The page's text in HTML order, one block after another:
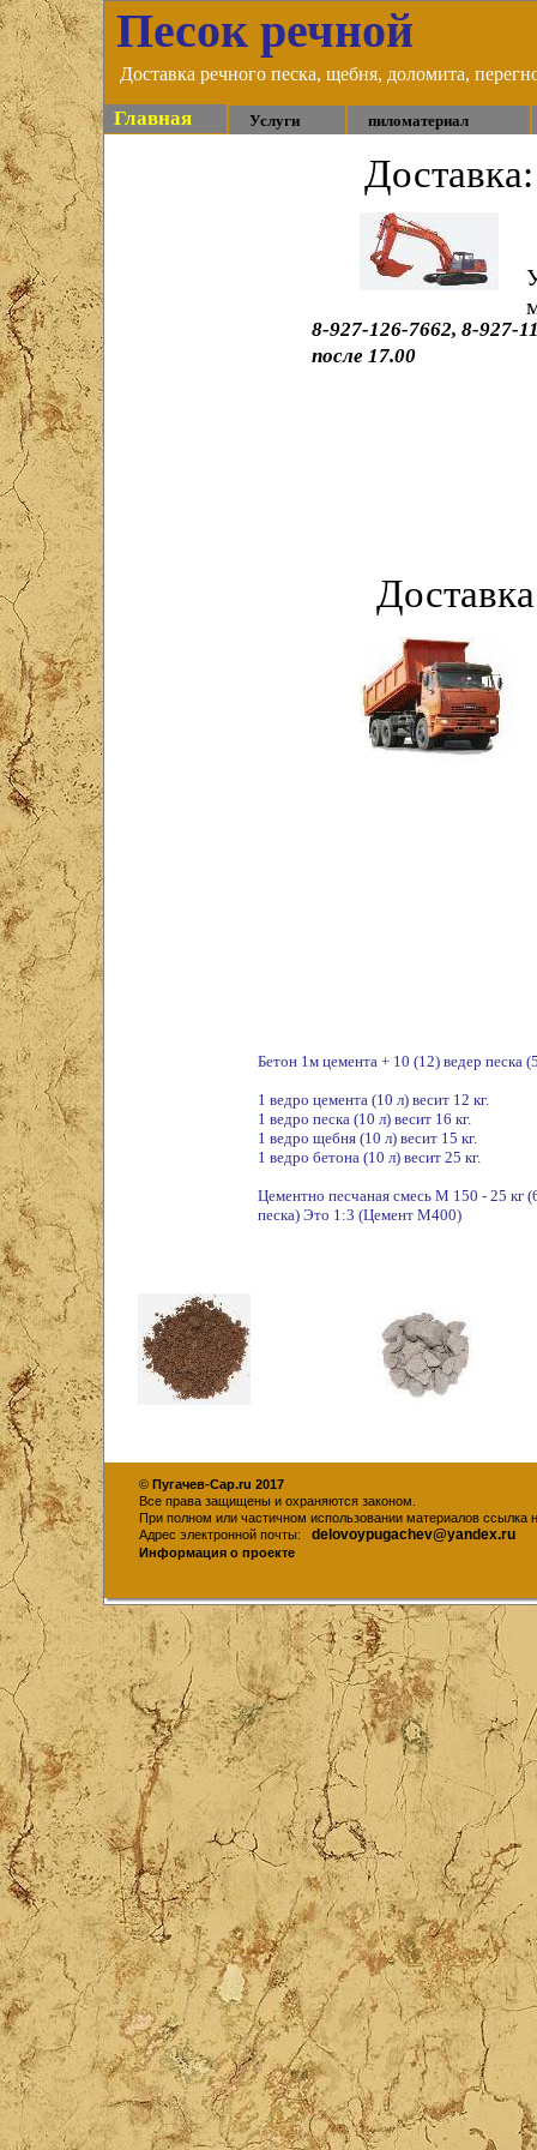
Песок речной
Доставка речного песка, щебня, доломита,
Главная Услуги пиломатериал
Доставка:
8-927-126-7662, 8-927-
после 17.00
Бетон 1м цемента + 10 (12) ведер песка
1 ведро цемента (10 л) весит 12 кг.
1 ведро песка (10 л) весит 16 кг.
1 ведро щебня (10 л) весит 15 кг.
1 ведро бетона (10 л) весит 25 кг.
Цементно песчаная смесь М 150 - 25 кг
песка) Это 1:3 (Цемент М400)
© Пугачев-Сар.ru 2017
Все права защищены и охраняются законом.
При полном или частичном использовании материалов
Адрес электронной почты:
Информация о проекте